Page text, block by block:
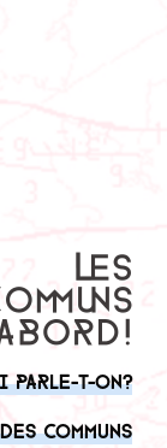
parle-t-on?
communs